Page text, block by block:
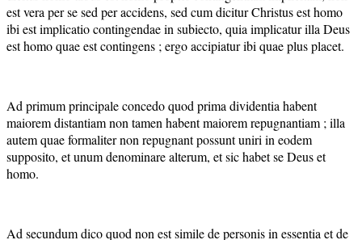
est vera per se sed per accidens, sed cum dicitur Christus est homo
ibi est implicatio contingendae in subiecto, quia implicatur illa Deus
est homo quae est contingens ; ergo accipiatur ibi quae plus placet.
Ad primum principale concedo quod prima dividentia habent
maiorem distantiam non tamen habent maiorem repugnantiam ; illa
autem quae formaliter non repugnant possunt uniri in eodem
supposito, et unum denominare alterum, et sic habet se Deus et
homo.
Ad secundum dico quod non est simile de personis in essentia et de